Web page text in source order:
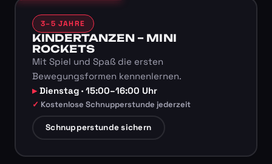
3–5 JAHRE
KINDERTANZEN – MINI
ROCKETS
Mit Spiel und Spaß die ersten
Bewegungsformen kennenlernen.
Dienstag · 15:00–16:00 Uhr
Kostenlose Schnupperstunde jederzeit
Schnupperstunde sichern